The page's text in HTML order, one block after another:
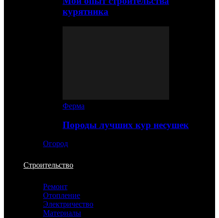
курятника
Ферма
Породы лучших кур несушек
Огород
Строительство
Ремонт
Отопление
Электричество
Материалы